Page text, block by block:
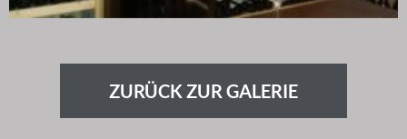
ZURÜCK ZUR GALERIE